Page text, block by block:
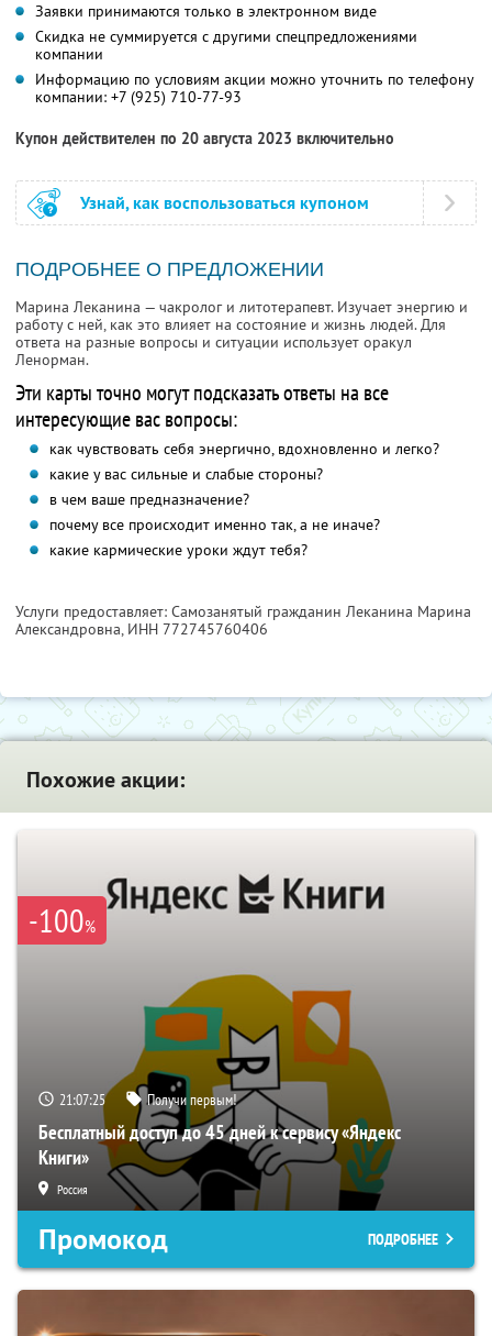
Заявки принимаются только в электронном виде
Скидка не суммируется с другими спецпредложениями
компании
Информацию по условиям акции можно уточнить по телефону
компании: +7 (925) 710-77-93
Купон действителен по 20 августа 2023 включительно
Узнай, как воспользоваться купоном
ПОДРОБНЕЕ О ПРЕДЛОЖЕНИИ
Марина Леканина — чакролог и литотерапевт. Изучает энергию и
работу с ней, как это влияет на состояние и жизнь людей. Для
ответа на разные вопросы и ситуации использует оракул
Ленорман.
Эти карты точно могут подсказать ответы на все
интересующие вас вопросы:
как чувствовать себя энергично, вдохновленно и легко?
какие у вас сильные и слабые стороны?
в чем ваше предназначение?
почему все происходит именно так, а не иначе?
какие кармические уроки ждут тебя?
Услуги предоставляет: Самозанятый гражданин Леканина Марина
Александровна, ИНН 772745760406
Похожие акции:
-100%
21:07:24 Получи первым!
Бесплатный доступ до 45 дней к сервису «Яндекс
Книги»
Россия
Промокод ПОДРОБНЕЕ